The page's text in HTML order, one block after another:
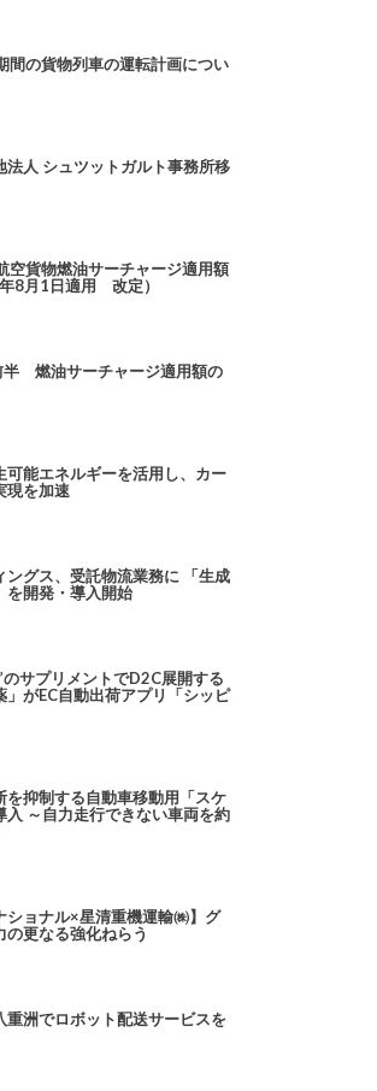
間の貨物列車の運転計画につい
法人 シュツットガルト事務所移
空貨物燃油サーチャージ適用額
8月1日適用 改定）
燃油サーチャージ適用額の
可能エネルギーを活用し、カー
現を加速
ングス、受託物流業務に 「生成
を開発・導入開始
のサプリメントでD2C展開する
」がEC自動出荷アプリ「シッピ
を抑制する自動車移動用「スケ
入 ～自力走行できない車両を約
ショナル×星清重機運輸㈱】グ
更なる強化ねらう
重洲でロボット配送サービスを